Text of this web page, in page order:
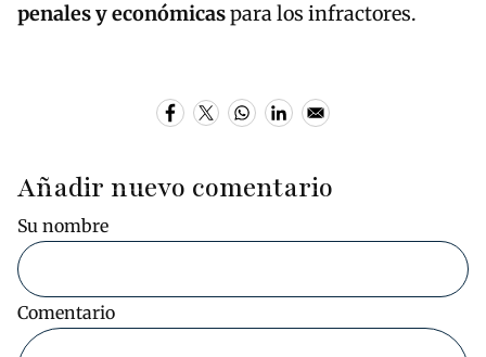
penales y económicaspara los infractores.
Añadir nuevo comentario
Su nombre
Comentario